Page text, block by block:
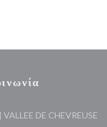
DE CHEVREUSE